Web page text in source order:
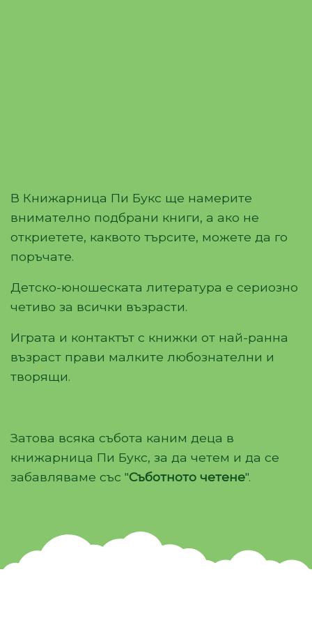
В Книжарница Пи Букс ще намерите
внимателно подбрани книги, а ако не
откриетете, каквото търсите, можете да го
поръчате.
Детско-юношеската литература е сериозно
четиво за всички възрасти.
Играта и контактът с книжки от най-ранна
възраст прави малките любознателни и
творящи.
Затова всяка събота каним деца в
книжарница Пи Букс, за да четем и да се
забавляваме със "Съботното четене".